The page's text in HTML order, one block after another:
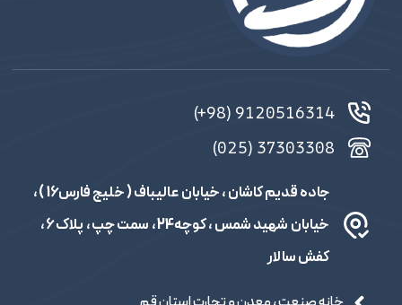
9120516314 (98+)
37303308 (025)
جاده قدیم کاشان ، خیابان عالیباف ( خلیج فارس16 ) ،
خیابان شهید شمس ، کوچه24 ، سمت چپ ، پلاک 6 ،
کفش سالار